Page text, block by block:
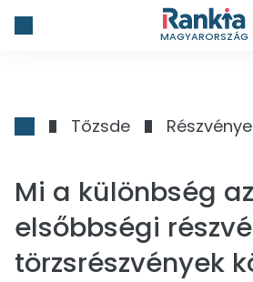
MAGYARORSZÁG
Tőzsde
Mi a különbség az
elsőbbségi
törzsrészvények